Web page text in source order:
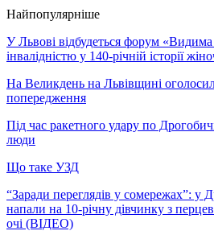
Найпопулярніше
У Львові відбудеться форум
інвалідністю у 140-річній історії
На Великдень на Львівщині
попередження
Під час ракетного удару по
люди
Що таке УЗД
“Заради переглядів у сомережах”: у
напали на 10-річну дівчинку з
очі (ВІДЕО)